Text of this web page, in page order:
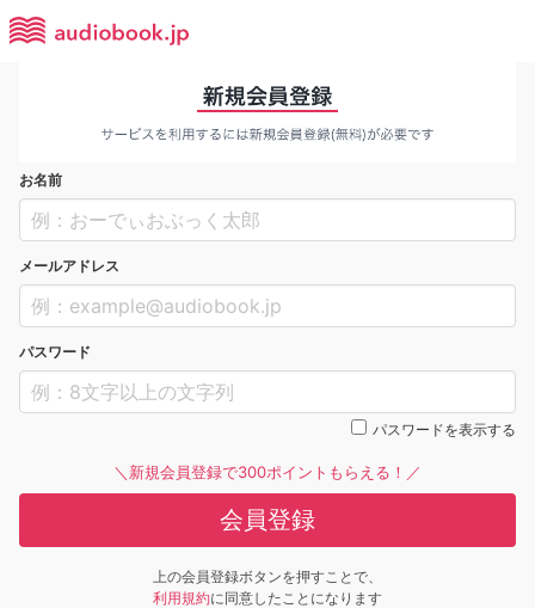
お名前
メールアドレス
パスワード
パスワードを表示する
＼新規会員登録で300ポイントもらえる！／
会員登録
上の会員登録ボタンを押すことで、
利用規約に同意したことになります